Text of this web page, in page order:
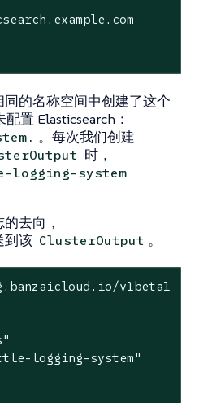
的名称空间中创建了这个
配置 Elasticsearch：
。每次我们创建
时，
logging-system
去向，
到该 ClusterOutput 。
v1beta1
logging-system"